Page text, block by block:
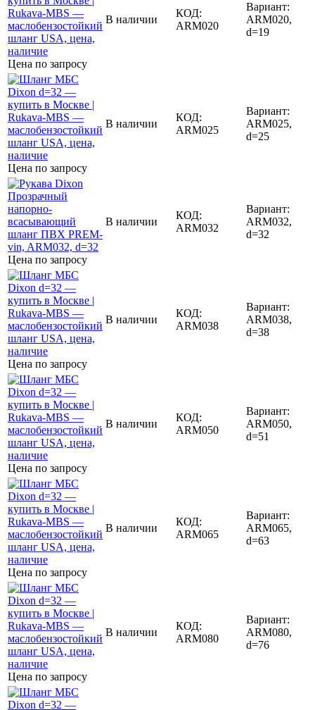
Цена по запросу
В наличии
КОД:
ARM020
Вариант:
ARM020,
d=19
Цена по запросу
В наличии
КОД:
ARM025
Вариант:
ARM025,
d=25
Цена по запросу
В наличии
КОД:
ARM032
Вариант:
ARM032,
d=32
Цена по запросу
В наличии
КОД:
ARM038
Вариант:
ARM038,
d=38
Цена по запросу
В наличии
КОД:
ARM050
Вариант:
ARM050,
d=51
Цена по запросу
В наличии
КОД:
ARM065
Вариант:
ARM065,
d=63
Цена по запросу
В наличии
КОД:
ARM080
Вариант:
ARM080,
d=76